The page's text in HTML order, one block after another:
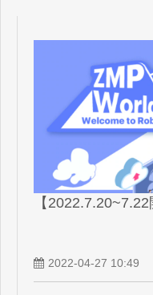
【
2022-04-27 10:49